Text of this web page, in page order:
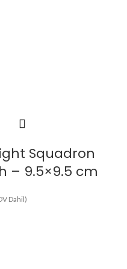
Squadron
– 9.5×9.5 cm
Dahil)